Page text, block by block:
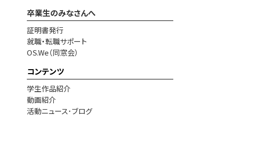
卒業生のみなさんへ
証明書発行
就職・転職サポート
OS.We（同窓会）
コンテンツ
学生作品紹介
動画紹介
活動ニュース･ブログ